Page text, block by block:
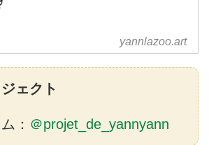
yannlazoo.art
ェクト
： ＠projet_de_yannyann